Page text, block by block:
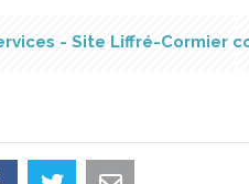
- Site Liffré-Cormier